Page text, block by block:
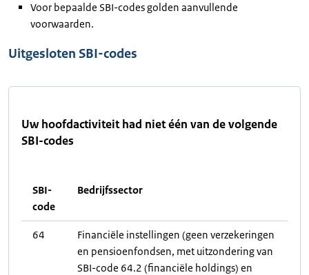
Voor bepaalde SBI-codes golden aanvullende
voorwaarden.
Uitgesloten SBI-codes
Uw hoofdactiviteit had niet één van de volgende
SBI-codes
SBI-
code
Bedrijfssector
64
Financiële instellingen (geen verzekeringen
en pensioenfondsen, met uitzondering van
SBI-code 64.2 (financiële holdings) en